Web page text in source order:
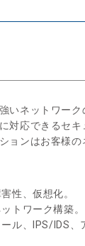
いネットワー
対応できるセ
ョンはお客様
性、仮想化。
トワーク構築。
ル、IPS/IDS、